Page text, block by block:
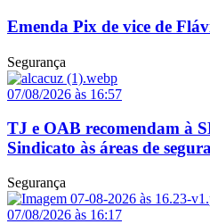
Emenda Pix de vice de
Segurança
07/08/2026 às 16:57
TJ e OAB recomendam à
Sindicato às áreas de
Segurança
07/08/2026 às 16:17